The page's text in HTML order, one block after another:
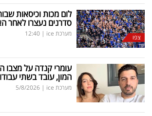
צפו
לום מכות וכיסאות
סדרנים נעצרו לאחר
מערכת ice |
12:40
עומרי קנדה על מצבו
המון, עובד בשתי
מערכת ice |
5/8/2026